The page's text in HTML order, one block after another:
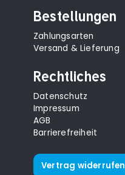
Bestellungen
Zahlungsarten
Versand & Lieferung
Rechtliches
Datenschutz
Impressum
AGB
Barrierefreiheit
Vertrag widerrufen